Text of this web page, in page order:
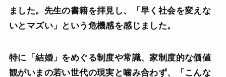
ました。先生の書籍を拝見し、「早く社会を変えな
いとマズい」という危機感を感じました。
特に「結婚」をめぐる制度や常識、家制度的な価値
観がいまの若い世代の現実と噛み合わず、「こんな